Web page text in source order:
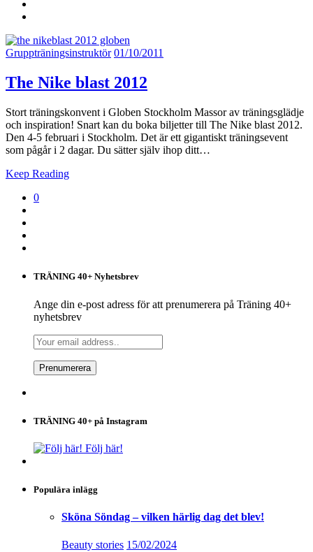
Gruppträningsinstruktör 01/10/2011
The Nike blast 2012
Stort träningskonvent i Globen Stockholm Massor av träningsglädje
och inspiration! Snart kan du boka biljetter till The Nike blast 2012.
Den 4-5 februari i Stockholm. Det är ett gigantiskt träningsevent
som pågår i 2 dagar. Du sätter själv ihop ditt…
Keep Reading
0
TRÄNING 40+ Nyhetsbrev
Ange din e-post adress för att prenumerera på Träning 40+
nyhetsbrev
TRÄNING 40+ på Instagram
Följ här!
Populära inlägg
Sköna Söndag – vilken härlig dag det blev!
Beauty stories 15/02/2024